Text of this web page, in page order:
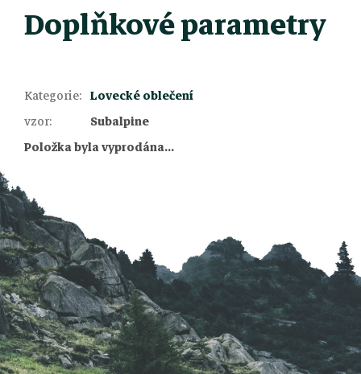
Doplňkové parametry
Kategorie: Lovecké oblečení
vzor:
Subalpine
Položka byla vyprodána…
á
p
a
t
í